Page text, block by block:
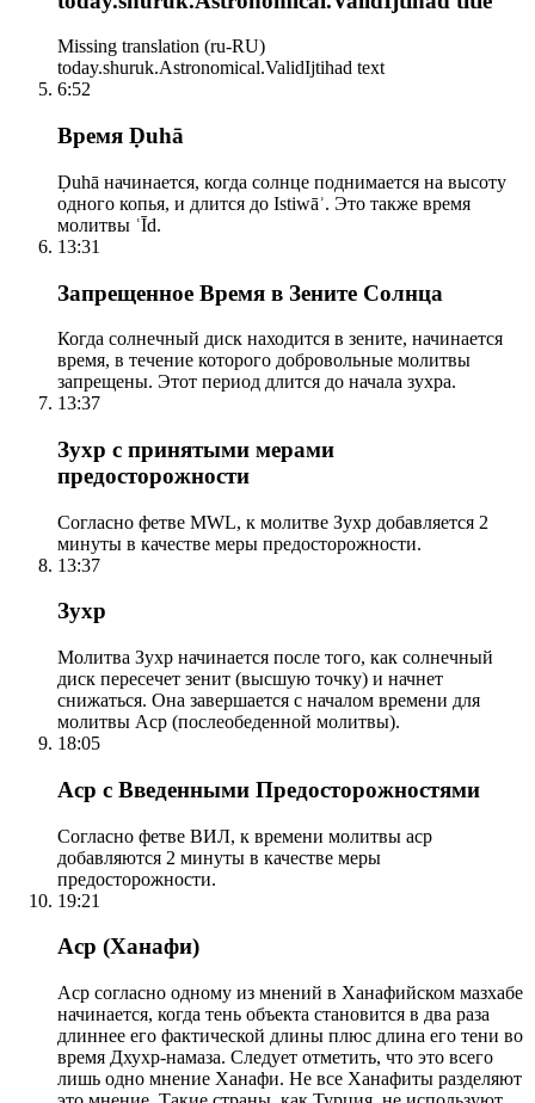
Missing translation (ru-RU)
today.shuruk.Astronomical.ValidIjtihad text
6:52
Время Ḍuhā
Ḍuhā начинается, когда солнце поднимается на высоту
одного копья, и длится до Istiwāʾ. Это также время
молитвы ʿĪd.
13:31
Запрещенное Время в Зените Солнца
Когда солнечный диск находится в зените, начинается
время, в течение которого добровольные молитвы
запрещены. Этот период длится до начала зухра.
13:37
Зухр с принятыми мерами
предосторожности
Согласно фетве MWL, к молитве Зухр добавляется 2
минуты в качестве меры предосторожности.
13:37
Зухр
Молитва Зухр начинается после того, как солнечный
диск пересечет зенит (высшую точку) и начнет
снижаться. Она завершается с началом времени для
молитвы Аср (послеобеденной молитвы).
18:05
Аср с Введенными Предосторожностями
Согласно фетве ВИЛ, к времени молитвы аср
добавляются 2 минуты в качестве меры
предосторожности.
19:21
Аср (Ханафи)
Аср согласно одному из мнений в Ханафийском мазхабе
начинается, когда тень объекта становится в два раза
длиннее его фактической длины плюс длина его тени во
время Дхухр-намаза. Следует отметить, что это всего
лишь одно мнение Ханафи. Не все Ханафиты разделяют